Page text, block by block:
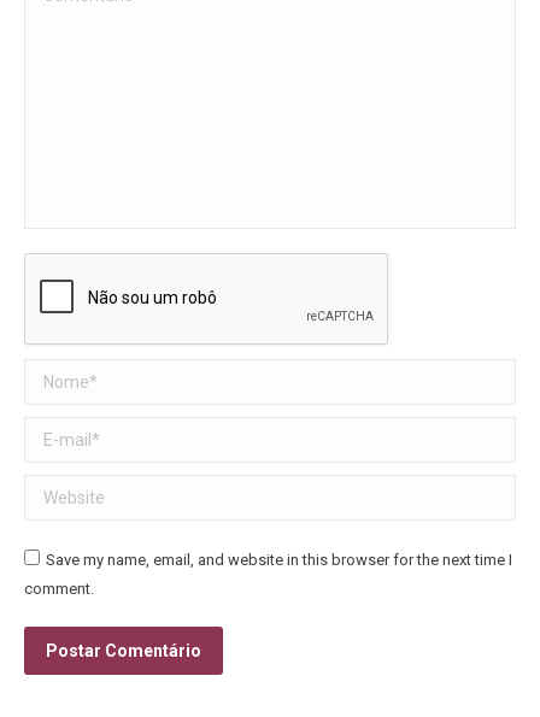
Nome *
E-mail *
Website
Save my name, email, and website in this browser for the next time I
comment.
Postar Comentário